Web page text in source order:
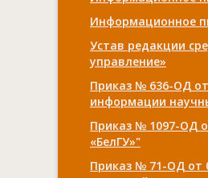
Информационное
Устав редакции
управление»
Приказ № 636-ОД
информации
Приказ № 1097-ОД
«БелГУ»"
Приказ № 71-ОД от